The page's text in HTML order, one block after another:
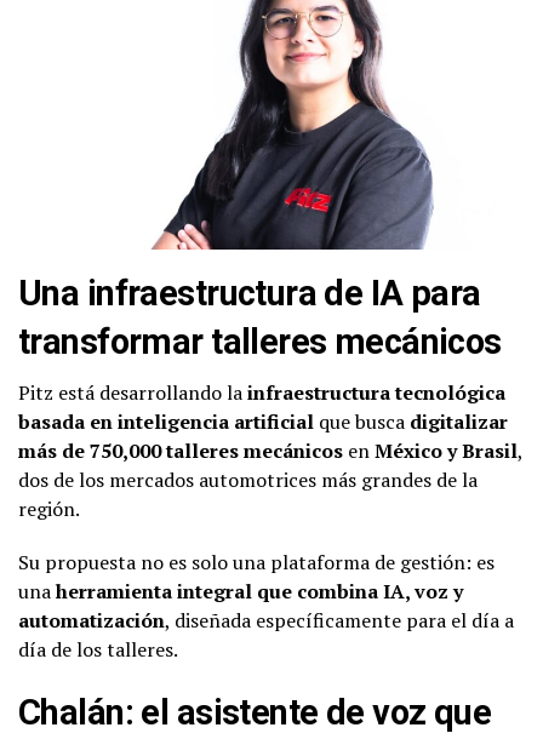
Una infraestructura de IA para
transformar talleres mecánicos
Pitz está desarrollando lainfraestructura tecnológica
basada en inteligencia artificial que busca digitalizar
más de 750,000 talleres mecánicos enMéxico y Brasil,
dos de los mercados automotrices más grandes de la
región.
Su propuesta no es solo una plataforma de gestión: es
unaherramienta integral que combina IA, voz y
automatización, diseñada específicamente para el día a
día de los talleres.
Chalán: el asistente de voz que